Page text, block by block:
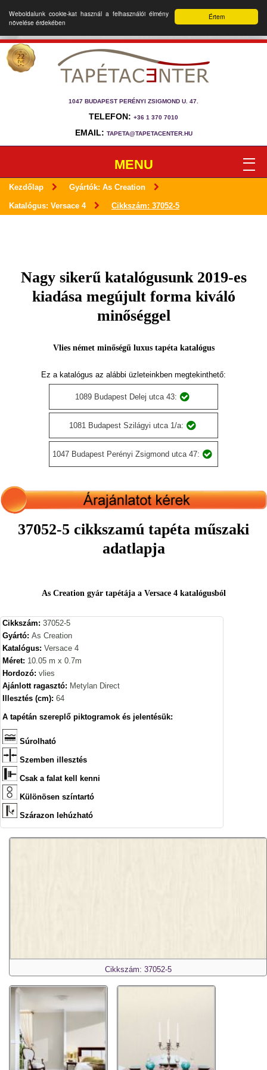
Értem
Weboldalunk cookie-kat használ a felhasználói élmény
növelése érdekében
1047 BUDAPEST PERÉNYI ZSIGMOND U. 47.
TELEFON: +36 1 370 7010
EMAIL: TAPETA@TAPETACENTER.HU
MENU
Kezdőlap Gyártók: As Creation
Katalógus: Versace 4 Cikkszám: 37052-5
Nagy sikerű katalógusunk 2019-es
kiadása megújult forma kiváló
minőséggel
Vlies német minőségű luxus tapéta katalógus
Ez a katalógus az alábbi üzleteinkben megtekinthető:
1089 Budapest Delej utca 43:
1081 Budapest Szilágyi utca 1/a:
1047 Budapest Perényi Zsigmond utca 47:
37052-5 cikkszamú tapéta műszaki
adatlapja
As Creation gyár tapétája a Versace 4 katalógusból
Cikkszám: 37052-5
Gyártó: As Creation
Katalógus: Versace 4
Méret: 10.05 m x 0.7m
Hordozó: vlies
Ajánlott ragasztó: Metylan Direct
Illesztés (cm): 64
A tapétán szereplő piktogramok és jelentésük:
Súrolható
Szemben illesztés
Csak a falat kell kenni
Különösen színtartó
Szárazon lehúzható
Cikkszám: 37052-5